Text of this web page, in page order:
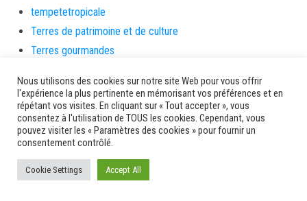
tempetetropicale
Terres de patrimoine et de culture
Terres gourmandes
Tourisme
toussaint
tradition
Transition Energétique
Transport et routes
Travail
Nous utilisons des cookies sur notre site Web pour vous offrir
l'expérience la plus pertinente en mémorisant vos préférences et en
répétant vos visites. En cliquant sur « Tout accepter », vous
consentez à l'utilisation de TOUS les cookies. Cependant, vous
pouvez visiter les « Paramètres des cookies » pour fournir un
consentement contrôlé.
Cookie Settings Accept All